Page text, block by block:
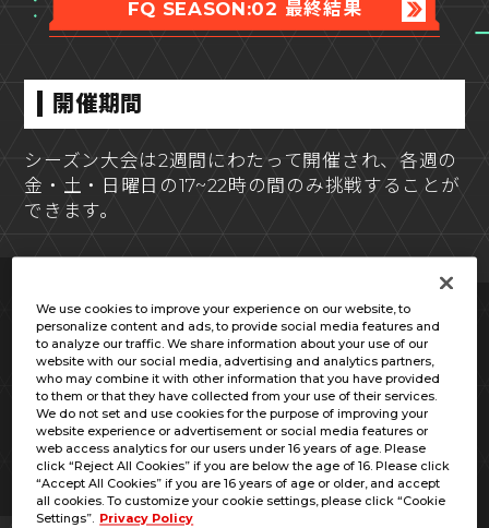
FQ SEASON:02 最終結果
開催期間
シーズン大会は2週間にわたって開催され、各週の
金・土・日曜日の17~22時の間のみ挑戦することが
できます。
1週目
2025年6月6日(金) ～ 6月8日(日)
各日17:00 ～ 22:00
2週目
2025年6月13日(金) ～ 6月15日(日)
各日17:00 ～ 22:00
We use cookies to improve your experience on our website, to
personalize content and ads, to provide social media features and
to analyze our traffic. We share information about your use of our
website with our social media, advertising and analytics partners,
who may combine it with other information that you have provided
to them or that they have collected from your use of their services.
We do not set and use cookies for the purpose of improving your
website experience or advertisement or social media features or
web access analytics for our users under 16 years of age. Please
click “Reject All Cookies” if you are below the age of 16. Please click
“Accept All Cookies” if you are 16 years of age or older, and accept
all cookies. To customize your cookie settings, please click “Cookie
Settings”. Privacy Policy